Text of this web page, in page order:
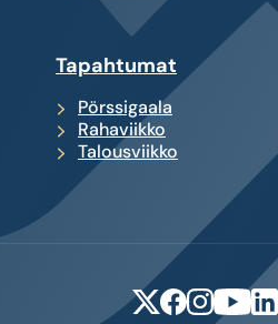
Tapahtumat
Pörssigaala
Rahaviikko
Talousviikko
X
Facebook
Instagram